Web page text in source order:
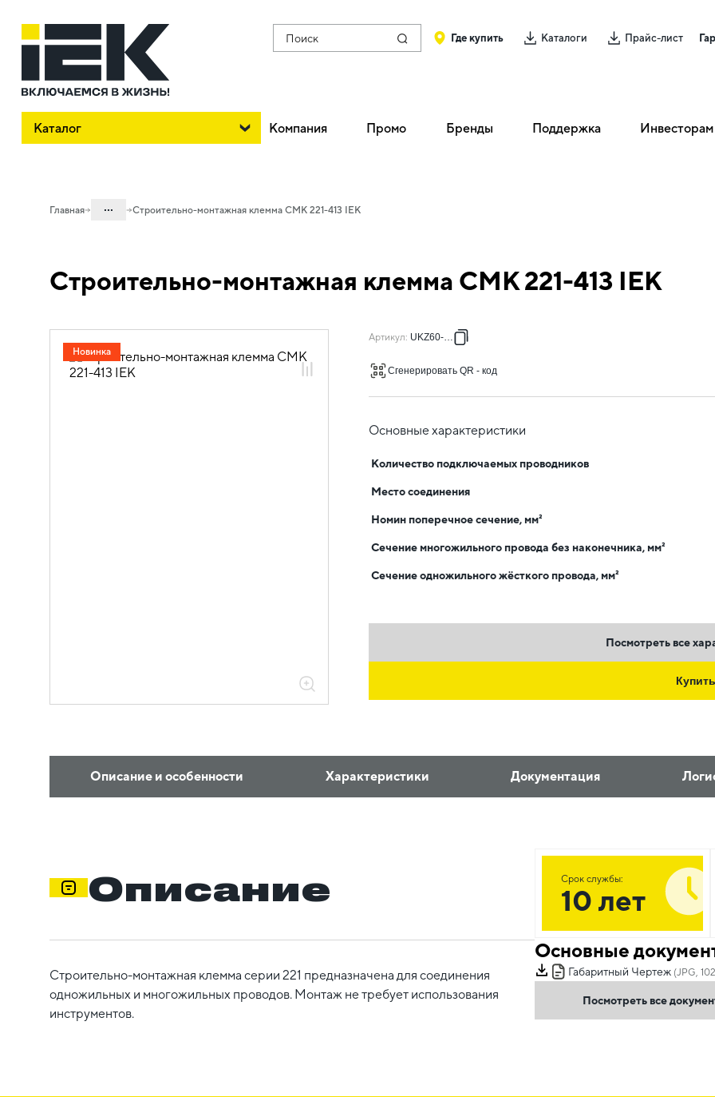
Поиск Где купить Каталоги Прайс-лист
Каталог Компания Промо Бренды Поддержка Инвесторам
Главная ...
инструменты
соединители и ответвители
08.01.04 Строительно-монтажные
клеммы СМК
Строительно-монтажная клемма СМК 221-413 IEK
Строительно-монтажная клемма СМК 221-413 IEK
Новинка
Артикул: UKZ60-413
Сгенерировать QR - код
Основные характеристики
Количество подключаемых проводников
Место соединения
Номин поперечное сечение, мм²
Сечение многожильного провода без наконечника, мм²
Сечение одножильного жёсткого провода, мм²
Посмотреть все
Купить
Описание и особенности Характеристики Документация
Описание
Строительно-монтажная клемма серии 221 предназначена для соединения
одножильных и многожильных проводов. Монтаж не требует использования
инструментов.
Срок службы:
10 лет
Основные
Габаритный Чертеж (JPG,
Посмотреть все